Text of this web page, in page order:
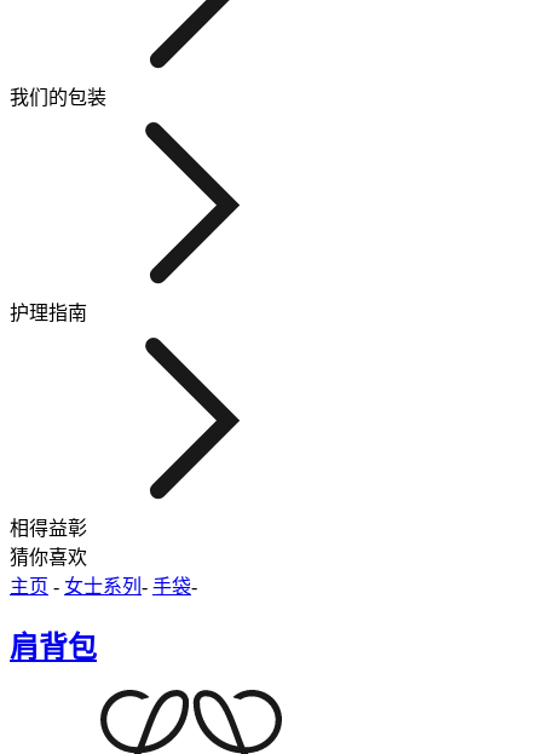
我们的包装
护理指南
相得益彰
猜你喜欢
主页 - 女士系列 - 手袋-
肩背包